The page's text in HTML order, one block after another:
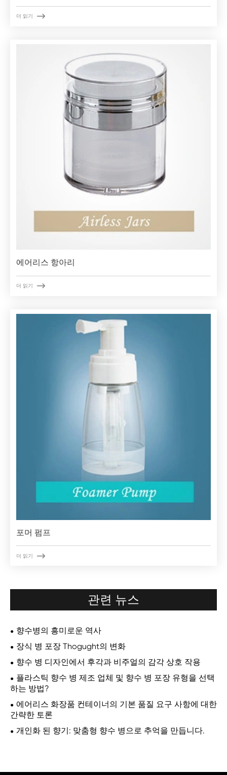
더 읽기 
에어리스 항아리
더 읽기 
포머 펌프
더 읽기 
관련 뉴스
향수병의 흥미로운 역사
장식 병 포장 Thogught의 변화
향수 병 디자인에서 후각과 비주얼의 감각 상호 작용
플라스틱 향수 병 제조 업체 및 향수 병 포장 유형을 선택
하는 방법?
에어리스 화장품 컨테이너의 기본 품질 요구 사항에 대한
간략한 토론
개인화 된 향기: 맞춤형 향수 병으로 추억을 만듭니다.